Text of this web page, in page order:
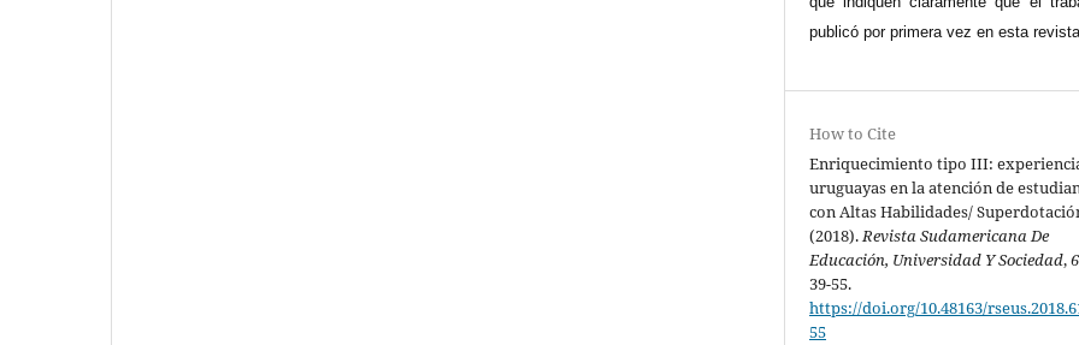
publicó por primera vez en esta
How to Cite
Enriquecimiento tipo III:
uruguayas en la atención de
con Altas Habilidades/
(2018).Revista Sudamericana De
Educación, Universidad Y Sociedad,6
39-55.
https://doi.org/10.48163/
55